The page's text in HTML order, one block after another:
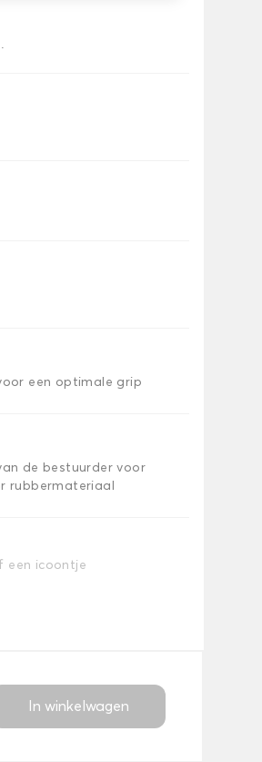
een optimale grip
de bestuurder voor
rubbermateriaal
een icoontje
In winkelwagen